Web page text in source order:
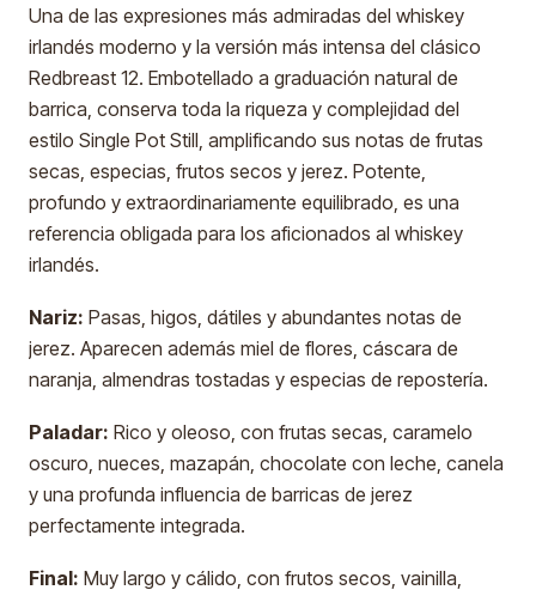
Una de las expresiones más admiradas del whiskey
irlandés moderno y la versión más intensa del clásico
Redbreast 12. Embotellado a graduación natural de
barrica, conserva toda la riqueza y complejidad del
estilo Single Pot Still, amplificando sus notas de frutas
secas, especias, frutos secos y jerez. Potente,
profundo y extraordinariamente equilibrado, es una
referencia obligada para los aficionados al whiskey
irlandés.
Nariz: Pasas, higos, dátiles y abundantes notas de
jerez. Aparecen además miel de flores, cáscara de
naranja, almendras tostadas y especias de repostería.
Paladar: Rico y oleoso, con frutas secas, caramelo
oscuro, nueces, mazapán, chocolate con leche, canela
y una profunda influencia de barricas de jerez
perfectamente integrada.
Final: Muy largo y cálido, con frutos secos, vainilla,